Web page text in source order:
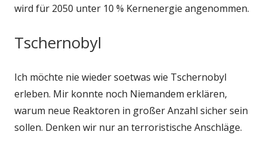
wird für 2050 unter 10 % Kernenergie angenommen.
Tschernobyl
Ich möchte nie wieder soetwas wie Tschernobyl
erleben. Mir konnte noch Niemandem erklären,
warum neue Reaktoren in großer Anzahl sicher sein
sollen. Denken wir nur an terroristische Anschläge.